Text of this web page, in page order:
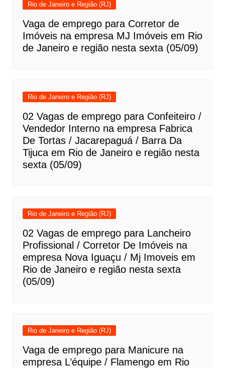
Rio de Janeiro e Região (RJ)
Vaga de emprego para Corretor de
Imóveis na empresa MJ Imóveis em Rio
de Janeiro e região nesta sexta (05/09)
Rio de Janeiro e Região (RJ)
02 Vagas de emprego para Confeiteiro /
Vendedor Interno na empresa Fabrica
De Tortas / Jacarepaguá / Barra Da
Tijuca em Rio de Janeiro e região nesta
sexta (05/09)
Rio de Janeiro e Região (RJ)
02 Vagas de emprego para Lancheiro
Profissional / Corretor De Imóveis na
empresa Nova Iguaçu / Mj Imoveis em
Rio de Janeiro e região nesta sexta
(05/09)
Rio de Janeiro e Região (RJ)
Vaga de emprego para Manicure na
empresa L’équipe / Flamengo em Rio